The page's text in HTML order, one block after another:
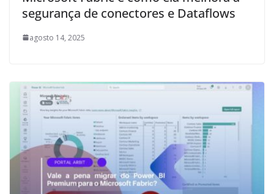
segurança de conectores e Dataflows
agosto 14, 2025